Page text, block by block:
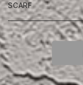
SCARF